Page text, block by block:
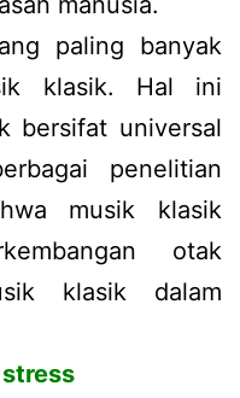
paling banyak
klasik. Hal ini
bersifat universal
penelitian
musik klasik
otak
klasik dalam